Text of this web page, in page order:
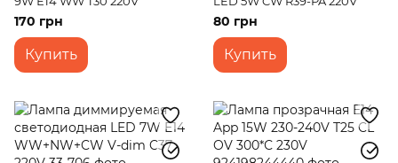
170 грн
Купить
80 грн
Купить